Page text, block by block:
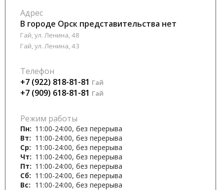
Адрес
В городе Орск представительства нет
Гай, ул. Ленина, 48
Гай, ул. Ленина, 43
Телефон
+7 (922) 818-81-81 Гай
+7 (909) 618-81-81 Гай
Режим работы
Пн: 11:00-24:00, без перерыва
Вт: 11:00-24:00, без перерыва
Ср: 11:00-24:00, без перерыва
Чт: 11:00-24:00, без перерыва
Пт: 11:00-24:00, без перерыва
Сб: 11:00-24:00, без перерыва
Вс: 11:00-24:00, без перерыва